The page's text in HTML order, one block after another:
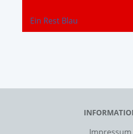
Ein Rest Blau